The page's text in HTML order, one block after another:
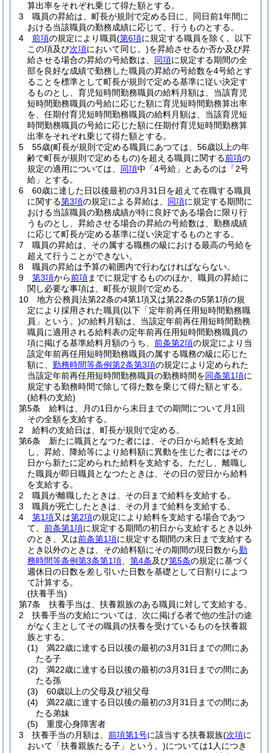
算出率をそれぞれ乗じて得た額とする。
3
職員の昇給は、町長が規則で定める日に、同日前1年間に
おける当該職員の勤務成績に応じて、行うものとする。
4
前項の規定により職員(第6項に規定する職員を除く。以下
この項及び次項において同じ。)を昇給させるか否か及び昇
給させる場合の昇給の号給数は、 同項に規定する期間の全
部を良好な成績で勤務した職員の昇給の号給数を4号給とす
ることを標準として町長が規則で定める基準に従い決定す
るものとし、育児短時間勤務職員の給料月額は、当該育児
短時間勤務職員の号給に応じた額に育児短時間勤務算出率
を、任期付育児短時間勤務職員の給料月額は、当該育児短
時間勤務職員の号給に応じた額に任期付育児短時間勤務算
出率をそれぞれ乗じて得た額とする。
5
55歳(町長が規則で定める職員にあつては、56歳以上の年
齢で町長が規則で定めるもの)を超える職員に関する前項の
規定の適用については、 同項中「4号給」とあるのは「2号
給」とする。
6
60歳に達した日以後最初の3月31日を超えて在職する職員
に関する第3項の規定による昇給は、 同項に規定する期間に
おける当該職員の勤務成績が特に良好である場合に限り行
うものとし、昇給させる場合の昇給の号給数は、勤務成績
に応じて町長が定める基準に従い決定するものとする。
7
職員の昇給は、その属する職務の級における最高の号給を
超えて行うことができない。
8
職員の昇給は予算の範囲内で行わなければならない。
9
第3項から前項までに規定するもののほか、職員の昇給に
関し必要な事項は、町長が規則で定める。
10
地方公務員法第22条の4第1項又は第22条の5第1項の規
定により採用された職員(以下「定年前再任用短時間勤務職
員」という。)の給料月額は、当該定年前再任用短時間勤務
職員に適用される給料表の定年前再任用短時間勤務職員の
項に掲げる基準給料月額のうち、 前条第2項の規定により当
該定年前再任用短時間勤務職員の属する職務の級に応じた
額に、 勤務時間等条例第2条第3項の規定により定められた
当該定年前再任用短時間勤務職員の勤務時間を同条第1項に
規定する勤務時間で除して得た数を乗じて得た額とする。
(給料の支給)
第5条
給料は、月の1日から末日までの期間について月1回
その全額を支給する。
2
給料の支給日は、町長が規則で定める。
第6条
新たに職員となつた者には、その日から給料を支給
し、昇給、降給等により給料額に異動を生じた者にはその
日から新たに定められた給料を支給する。 ただし、離職し
た職員が即日職員となつたときは、その日の翌日から給料
を支給する。
2
職員が離職したときは、その日まで給料を支給する。
3
職員が死亡したときは、その月まで給料を支給する。
4
第1項又は第2項の規定により給料を支給する場合であつ
て、 前条第1項に規定する期間の初日から支給するとき以外
のとき、又は前条第1項に規定する期間の末日まで支給する
とき以外のときは、その給料額にその期間の現日数から勤
務時間等条例第3条第1項
第4条及び第5条の規定に基づく
週休日の日数を差し引いた日数を基礎として日割りによつ
て計算する。
(扶養手当)
第7条
扶養手当は、扶養親族のある職員に対して支給する。
2
扶養手当の支給については、次に掲げる者で他の生計の途
がなく主としてその職員の扶養を受けているものを扶養親
族とする。
(1)
満22歳に達する日以後の最初の3月31日までの間にあ
たる子
(2)
満22歳に達する日以後の最初の3月31日までの間にあ
たる孫
(3)
60歳以上の父母及び祖父母
(4)
満22歳に達する日以後の最初の3月31日までの間にあ
たる弟妹
(5)
重度心身障害者
3
扶養手当の月額は、 前項第1号に該当する扶養親族(次項に
おいて「扶養親族たる子」という。)については1人につき